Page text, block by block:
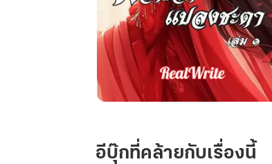
ชะตา
อีบุ๊กที่คล้ายกับเรื่องนี้